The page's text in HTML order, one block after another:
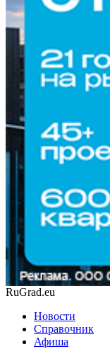
RuGrad.eu
Новости
Справочник
Афиша